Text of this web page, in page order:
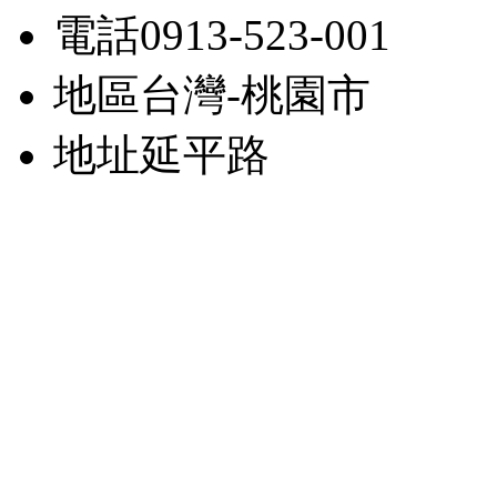
電話0913-523-001
地區台灣-桃園市
地址延平路